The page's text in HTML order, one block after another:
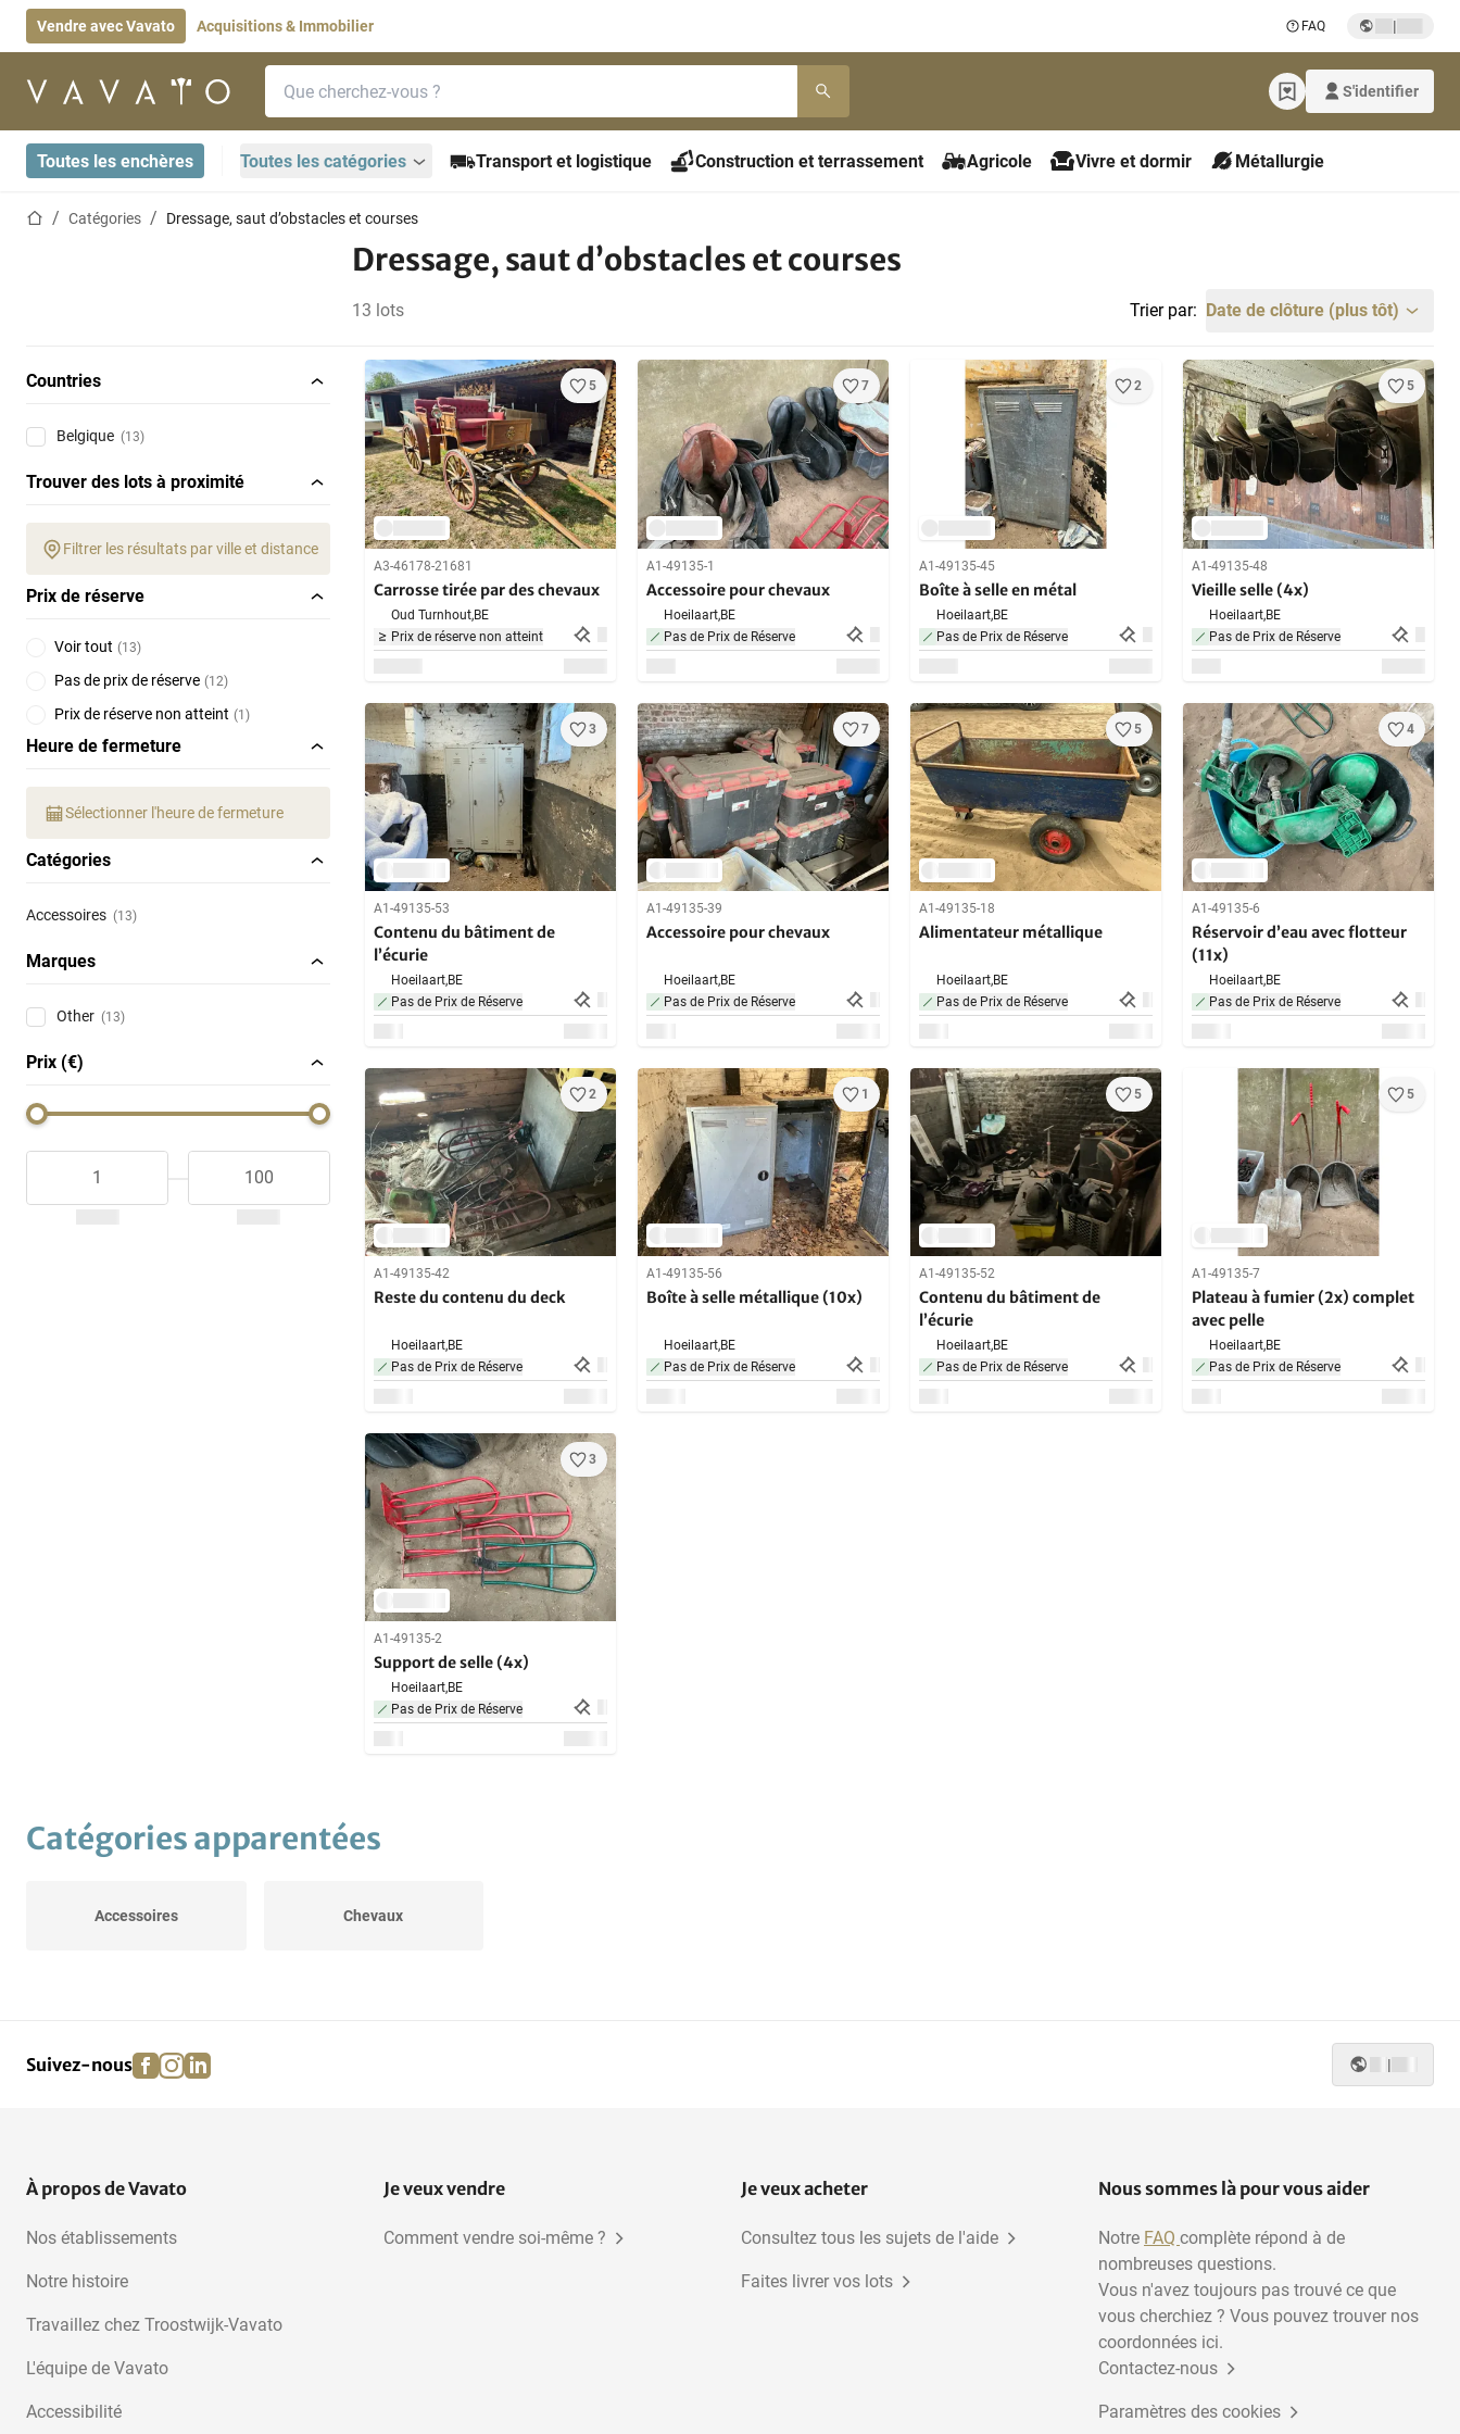
Vendre avec Vavato Acquisitions & Immobilier FAQ |
Page d'accueil S'identifier
Toutes les enchères Toutes les catégories Transport et logistique Construction et terrassement Agricole Vivre et dormir Métallurgie
Page d'accueil
Catégories Dressage, saut d’obstacles et courses
Dressage, saut d’obstacles et courses
13 lots Trier par: Date de clôture (plus tôt)
Countries
Belgique (13)
Trouver des lots à proximité
Filtrer les résultats par ville et distance
Prix de réserve
Voir tout (13)
Pas de prix de réserve (12)
Prix de réserve non atteint (1 )
Heure de fermeture
Sélectionner l'heure de fermeture
Catégories
Accessoires (13)
Marques
Other (13)
Prix (€)
5
A3-46178-21681
Carrosse tirée par des chevaux
Oud Turnhout,BE
Prix de réserve non atteint
7
A1-49135-1
Accessoire pour chevaux
Hoeilaart,BE
Pas de Prix de Réserve
2
A1-49135-45
Boîte à selle en métal
Hoeilaart,BE
Pas de Prix de Réserve
5
A1-49135-48
Vieille selle (4x)
Hoeilaart,BE
Pas de Prix de Réserve
3
A1-49135-53
Contenu du bâtiment de
l’écurie
Hoeilaart,BE
Pas de Prix de Réserve
7
A1-49135-39
Accessoire pour chevaux
Hoeilaart,BE
Pas de Prix de Réserve
5
A1-49135-18
Alimentateur métallique
Hoeilaart,BE
Pas de Prix de Réserve
4
A1-49135-6
Réservoir d’eau avec flotteur
(11x)
Hoeilaart,BE
Pas de Prix de Réserve
2
A1-49135-42
Reste du contenu du deck
Hoeilaart,BE
Pas de Prix de Réserve
1
A1-49135-56
Boîte à selle métallique (10x)
Hoeilaart,BE
Pas de Prix de Réserve
5
A1-49135-52
Contenu du bâtiment de
l’écurie
Hoeilaart,BE
Pas de Prix de Réserve
5
A1-49135-7
Plateau à fumier (2x) complet
avec pelle
Hoeilaart,BE
Pas de Prix de Réserve
3
A1-49135-2
Support de selle (4x)
Hoeilaart,BE
Pas de Prix de Réserve
Catégories apparentées
Accessoires Chevaux
Suivez-nous facebook
instagram
linkedin |
À propos de Vavato
Nos établissements
Notre histoire
Travaillez chez Troostwijk-Vavato
L'équipe de Vavato
Accessibilité
Je veux vendre
Comment vendre soi-même ?
Je veux acheter
Consultez tous les sujets de l'aide
Faites livrer vos lots
Nous sommes là pour vous aider
Notre FAQ complète répond à de
nombreuses questions.
Vous n'avez toujours pas trouvé ce que
vous cherchiez ? Vous pouvez trouver nos
coordonnées ici.
Contactez-nous
Paramètres des cookies